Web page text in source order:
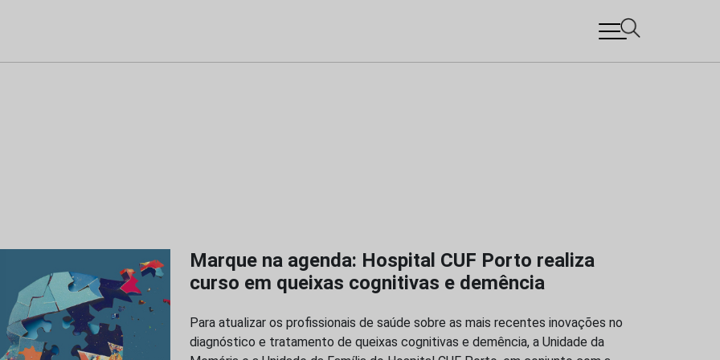
Marque na agenda: Hospital CUF Porto realiza
curso em queixas cognitivas e demência
Para atualizar os profissionais de saúde sobre as mais recentes inovações no
diagnóstico e tratamento de queixas cognitivas e demência, a Unidade da